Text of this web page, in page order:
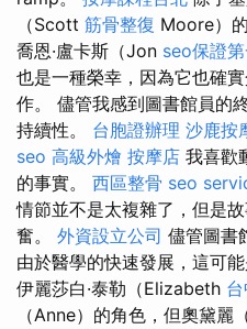
（Scott 筋骨整復 Moore）
喬恩·盧卡斯（Jon seo保證
也是一種榮幸，因為它也確
作。 儘管我感到圖書館員的
持續性。 台胞證辦理 沙鹿按
seo 高級外燴 按摩店 我喜歡
的事實。 西區整骨 seo
情節並不是太複雜了，但是
奮。 外資設立公司 儘管圖書
由於醫學的快速發展，這可
伊麗莎白·泰勒（Elizabeth
（Anne）的角色，但奧黛